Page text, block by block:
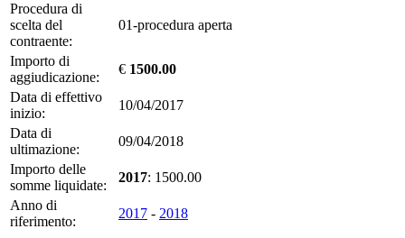
Procedura di
scelta del
contraente:
01-procedura aperta
Importo di
aggiudicazione:
€ 1500.00
Data di effettivo
inizio:
10/04/2017
Data di
ultimazione:
09/04/2018
Importo delle
somme liquidate:
2017: 1500.00
Anno di
riferimento:
2017 - 2018